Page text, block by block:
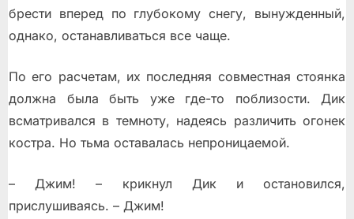
брести вперед по глубокому снегу, вынужденный,
однако, останавливаться все чаще.
По его расчетам, их последняя совместная стоянка
должна была быть уже где-то поблизости. Дик
всматривался в темноту, надеясь различить огонек
костра. Но тьма оставалась непроницаемой.
– Джим! – крикнул Дик и остановился,
прислушиваясь. – Джим!